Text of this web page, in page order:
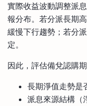
實際收益波動調整派
報分布。若分派長期
緩慢下行趨勢；若分
定。
因此，評估備兌認購
長期淨值走勢是
派息來源結構（